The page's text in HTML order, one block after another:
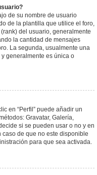
de su nombre de usuario
de la plantilla que utilice el foro,
del usuario, generalmente
la cantidad de mensajes
La segunda, usualmente una
generalmente es única o
en “Perfil” puede añadir un
Gravatar, Galería,
si se pueden usar o no y en
de que no este disponible
para que sea activada.